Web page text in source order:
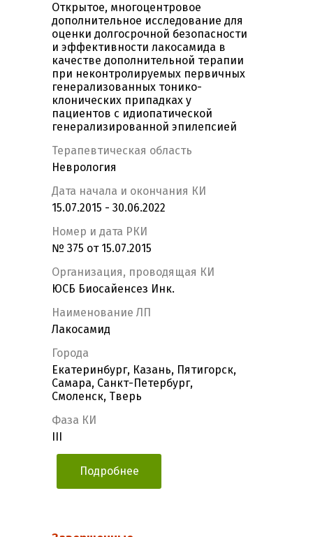
Открытое, многоцентровое
дополнительное исследование для
оценки долгосрочной безопасности
и эффективности лакосамида в
качестве дополнительной терапии
при неконтролируемых первичных
генерализованных тонико-
клонических припадках у
пациентов с идиопатической
генерализированной эпилепсией
Терапевтическая область
Неврология
Дата начала и окончания КИ
15.07.2015 - 30.06.2022
Номер и дата РКИ
№ 375 от 15.07.2015
Организация, проводящая КИ
ЮСБ Биосайенсез Инк.
Наименование ЛП
Лакосамид
Города
Екатеринбург, Казань, Пятигорск,
Самара, Санкт-Петербург,
Смоленск, Тверь
Фаза КИ
Подробнее